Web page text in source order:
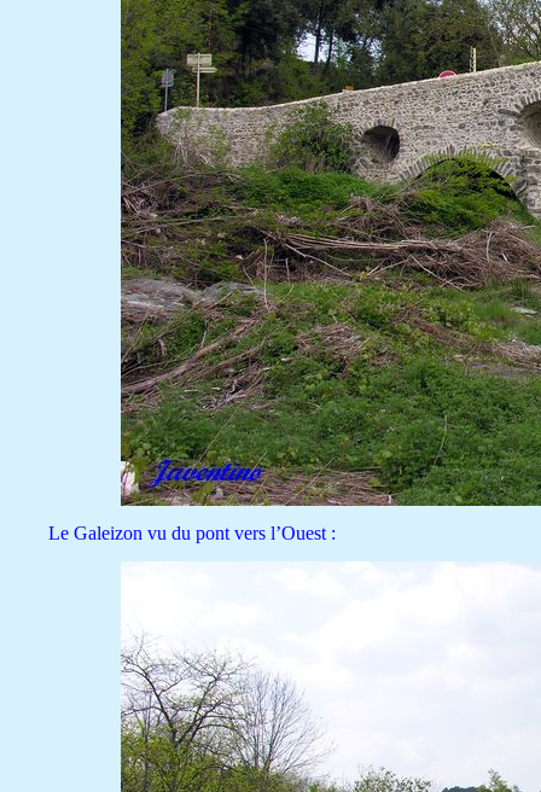
Le Galeizon vu du pont vers l’Ouest :